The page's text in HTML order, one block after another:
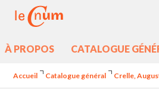
À PROPOS CATALOGUE
Accueil Catalogue général Crelle,